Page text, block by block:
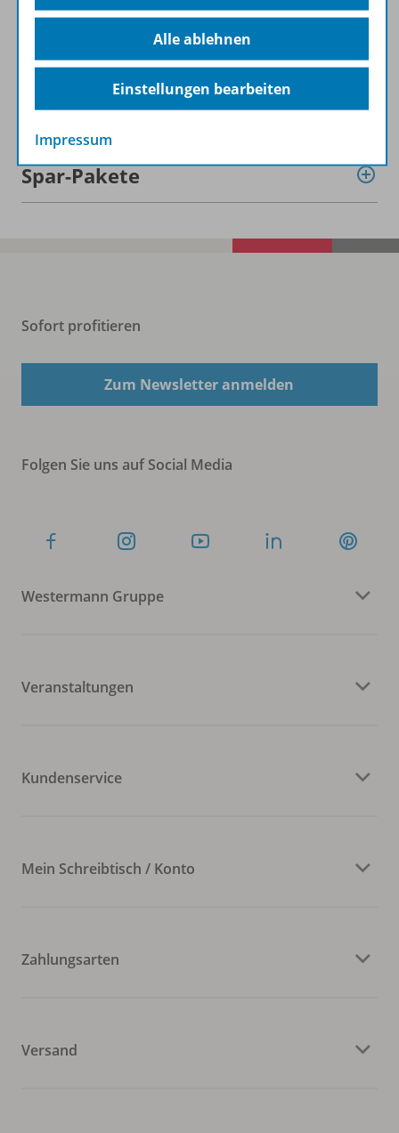
Weitere Inhalte der Ausgabe
Spar-Pakete
Sofort profitieren
Zum Newsletter anmelden
Folgen Sie uns auf Social Media
Westermann Gruppe
Veranstaltungen
Kundenservice
Mein Schreibtisch / Konto
Zahlungsarten
Versand
Alle ablehnen
Einstellungen bearbeiten
Impressum